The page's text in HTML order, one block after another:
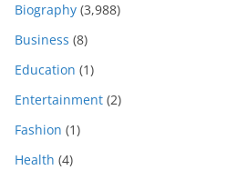
Biography (3,988)
Business (8)
Education (1)
Entertainment (2)
Fashion (1)
Health (4)